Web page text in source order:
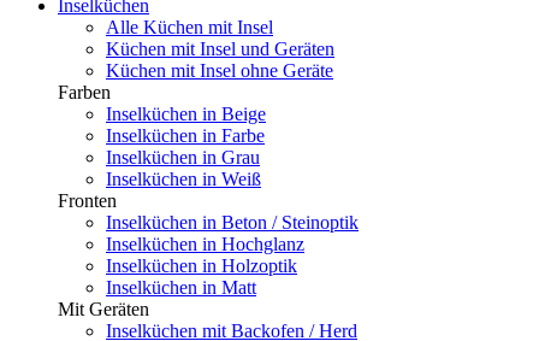
Inselküchen
Alle Küchen mit Insel
Küchen mit Insel und Geräten
Küchen mit Insel ohne Geräte
Farben
Inselküchen in Beige
Inselküchen in Farbe
Inselküchen in Grau
Inselküchen in Weiß
Fronten
Inselküchen in Beton / Steinoptik
Inselküchen in Hochglanz
Inselküchen in Holzoptik
Inselküchen in Matt
Mit Geräten
Inselküchen mit Backofen / Herd